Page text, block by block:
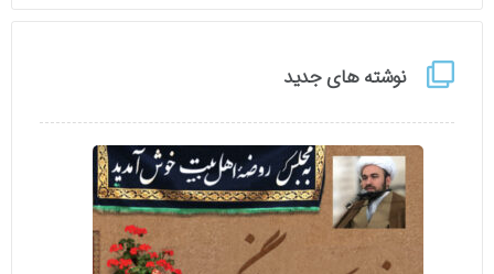
نوشته های جدید